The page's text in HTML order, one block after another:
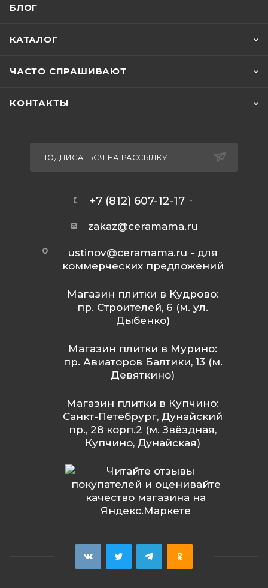
БЛОГ
КАТАЛОГ
ЧАСТО СПРАШИВАЮТ
КОНТАКТЫ
ПОДПИСАТЬСЯ НА РАССЫЛКУ
+7 (812) 607-12-17
zakaz@ceramama.ru
ustinov@ceramama.ru - для
коммерческих предложений
Магазин плитки в Кудрово:
пр. Строителей, 6 (м. ул.
Дыбенко)
Магазин плитки в Мурино:
пр. Авиаторов Балтики, 13 (м.
Девяткино)
Магазин плитки в Купчино:
Санкт-Петебрург, Дунайский
пр., 28 корп.2 (м. Звёздная,
Купчино, Дунайская)